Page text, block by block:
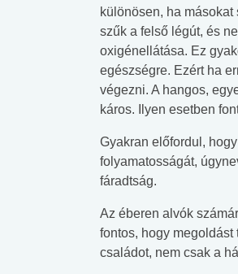
különösen, ha
szűk a felső légút, és
oxigénellátása. Ez
egészségre. Ezért ha
végezni. A hangos,
káros. Ilyen esetben
Gyakran előfordul,
folyamatosságát,
fáradtság.
Az éberen alvók
fontos, hogy
családot, nem csak a
Mekkora az ökológiai
lábnyomod?